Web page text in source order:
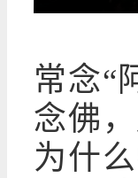
常念“
念佛
为什